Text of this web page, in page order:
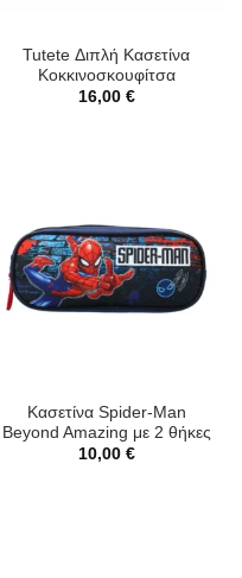
Tutete Διπλή Κασετίνα
Κοκκινοσκουφίτσα
16,00 €
Κασετίνα Spider-Man
Beyond Amazing με 2 θήκες
10,00 €